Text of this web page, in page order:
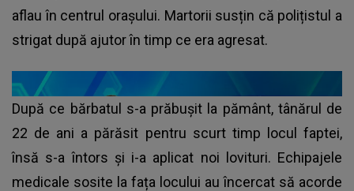
aflau în centrul orașului. Martorii susțin că polițistul a
strigat după ajutor în timp ce era agresat.
După ce bărbatul s-a prăbușit la pământ, tânărul de
22 de ani a părăsit pentru scurt timp locul faptei,
însă s-a întors și i-a aplicat noi lovituri. Echipajele
medicale sosite la fața locului au încercat să acorde